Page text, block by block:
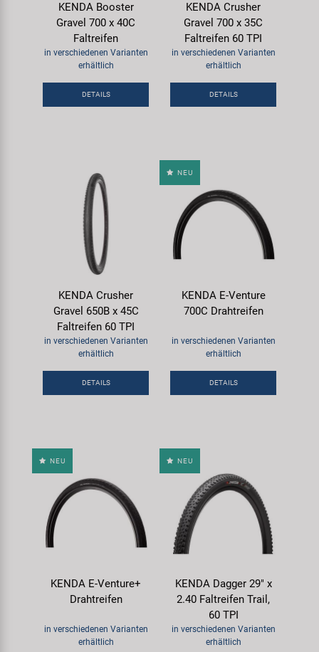
KENDA Booster
Gravel 700 x 40C
Faltreifen
in verschiedenen Varianten
erhältlich
DETAILS
KENDA Crusher
Gravel 700 x 35C
Faltreifen 60 TPI
in verschiedenen Varianten
erhältlich
DETAILS
KENDA Crusher
Gravel 650B x 45C
Faltreifen 60 TPI
in verschiedenen Varianten
erhältlich
DETAILS
NEU
KENDA E-Venture
700C Drahtreifen
in verschiedenen Varianten
erhältlich
DETAILS
NEU
KENDA E-Venture+
Drahtreifen
in verschiedenen Varianten
erhältlich
NEU
KENDA Dagger 29" x
2.40 Faltreifen Trail,
60 TPI
in verschiedenen Varianten
erhältlich